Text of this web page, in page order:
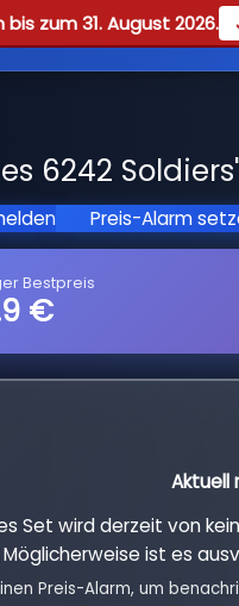
zum 31. August 2026.
Reviews
6242
Preis-Alarm
Bestpreis
€
Aktuell
Set wird derzeit von
Möglicherweise ist es
Preis-Alarm, um